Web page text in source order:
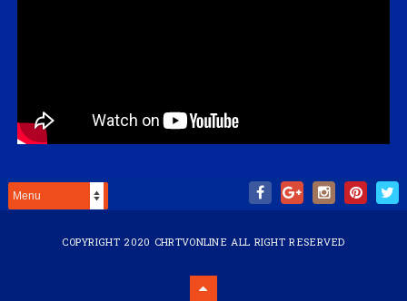
COPYRIGHT 2020 CHRTVONLINE ALL RIGHT RESERVED